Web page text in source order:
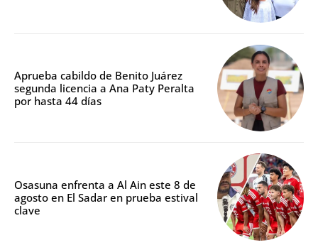
Aprueba cabildo de Benito Juárez
segunda licencia a Ana Paty Peralta
por hasta 44 días
Osasuna enfrenta a Al Ain este 8 de
agosto en El Sadar en prueba estival
clave